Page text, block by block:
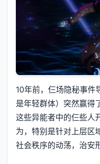
10年前，仨场隐秘事件
是年轻群体）突然赢得
这些异能者中的仨些人
为，特别是针对上层区
社会秩序的动荡，治安